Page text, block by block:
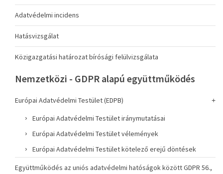
Adatvédelmi incidens
Hatásvizsgálat
Közigazgatási határozat bírósági felülvizsgálata
Nemzetközi - GDPR alapú együttműködés
Európai Adatvédelmi Testület (EDPB)
Európai Adatvédelmi Testület iránymutatásai
Európai Adatvédelmi Testület vélemények
Európai Adatvédelmi Testület kötelező erejű döntések
Együttműködés az uniós adatvédelmi hatóságok között GDPR 56.,